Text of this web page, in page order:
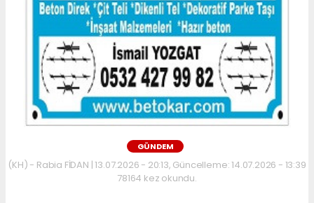
GÜNDEM
(KH) - Rabia FİDAN | 13.07.2026 - 20:13, Güncelleme: 14.07.2026 - 13:39
78164 kez okundu.